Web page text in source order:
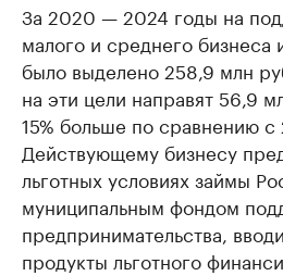
За 2020 — 2024 годы на
малого и среднего бизнеса
было выделено 258,9 млн
на эти цели направят 56,9
15% больше по сравнению
Действующему бизнесу
льготных условиях займы
муниципальным фондом
предпринимательства,
продукты льготного